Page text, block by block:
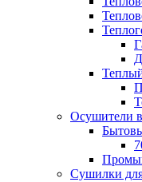
Осушители
Сушилки